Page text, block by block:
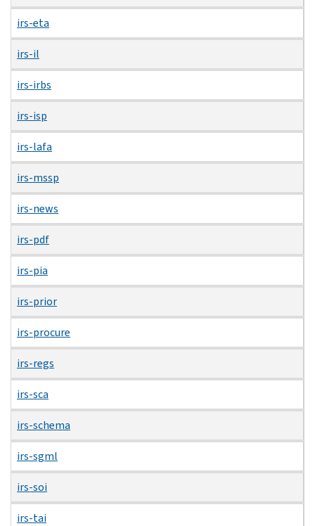
irs-eta
irs-il
irs-irbs
irs-isp
irs-lafa
irs-mssp
irs-news
irs-pdf
irs-pia
irs-prior
irs-procure
irs-regs
irs-sca
irs-schema
irs-sgml
irs-soi
irs-tai